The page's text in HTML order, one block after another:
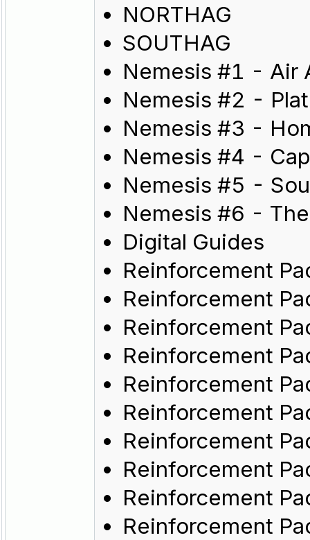
NORTHAG
SOUTHAG
Nemesis #1 - Air
Nemesis #2 -
Nemesis #3 -
Nemesis #4 -
Nemesis #5 -
Nemesis #6 -
Digital Guides
Reinforcement
Reinforcement
Reinforcement
Reinforcement
Reinforcement
Reinforcement
Reinforcement
Reinforcement
Reinforcement
Reinforcement